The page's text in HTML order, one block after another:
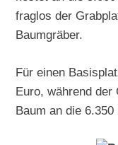
fraglos der
Baumgräber.
Für einen
Euro, während der
Baum an die